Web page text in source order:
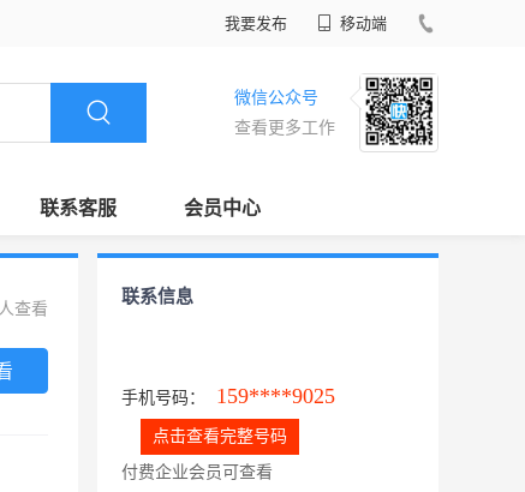
我要发布 移动端
微信公众号
查看更多工作
联系客服 会员中心
查看
联系信息
手机号码： 159****9025
点击查看完整号码
付费企业会员可查看